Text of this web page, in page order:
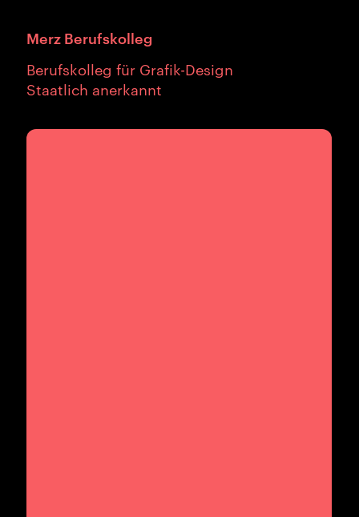
Merz Berufskolleg
Berufskolleg für Grafik-Design
Staatlich anerkannt